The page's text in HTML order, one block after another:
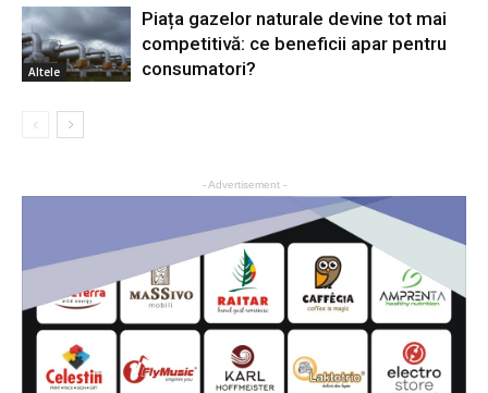
Altele
Piața gazelor naturale devine tot mai
competitivă: ce beneficii apar pentru
consumatori?
- Advertisement -